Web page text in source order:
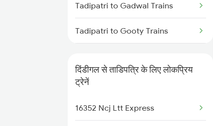
Dindigul to Jamnagar Trains
Dindigul to Chengannur Trains
Tadipatri to Gadwal Trains
Tadipatri to Gooty Trains
Tadipatri to Kadapa Trains
Tadipatri to Jhansi Trains
दिंडीगल से ताडिपत्रि के लिए लोकप्रिय
ट्रेनें
16352 Ncj Ltt Express